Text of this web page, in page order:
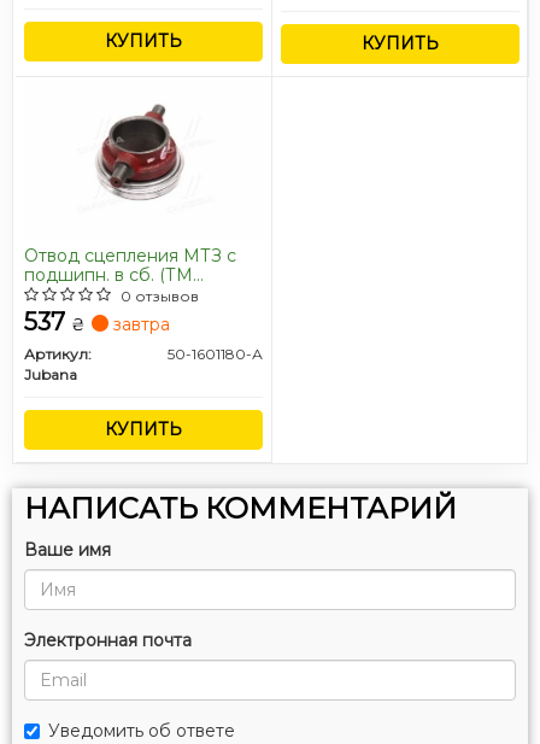
КУПИТЬ КУПИТЬ
Отвод сцепления МТЗ с
подшипн. в сб. (ТМ
JUBANA)
0 отзывов
537 ₴ завтра
Артикул:
50-1601180-А
Jubana
КУПИТЬ
НАПИСАТЬ КОММЕНТАРИЙ
Ваше имя
Электронная почта
Уведомить об ответе